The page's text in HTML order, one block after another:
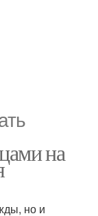
на
но и